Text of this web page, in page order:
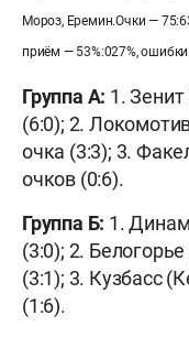
Мороз, Еремин.Очки —
приём — 53%:027%,
Группа А: 1.
(6:0); 2.
очка (3:3); 3.
очков (0:6).
Группа Б: 1.
(3:0); 2.
(3:1); 3. Кузбасс
(1:6).